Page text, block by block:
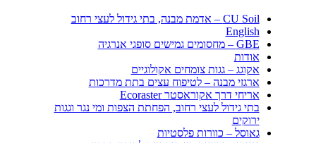
CU Soil – אדמת מבנה, בתי גידול לעצי רחוב
English
GBE – מחסומים גמישים סופגי אנרגיה
אודות
אקוגג – גגות צומחים אקולוגיים
ארגזי מבנה – לטיפוח עצים בתת מדרכות
אריחי דרך אקוראסטר Ecoraster
בתי גידול לעצי רחוב, הפחתת הצפות ומי נגר וגגות
ירוקים
גאוסל – כוורות פלסטיות